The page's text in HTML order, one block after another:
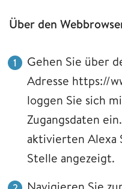
Über den
Gehen Sie über
Adresse https://
loggen Sie sich
Zugangsdaten
aktivierten Alexa
Stelle angezeigt.